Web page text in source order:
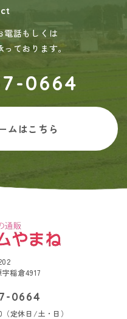
電話もしくは
っております。
0664
ムはこちら
稲倉4917
0664
定休日/土・日）